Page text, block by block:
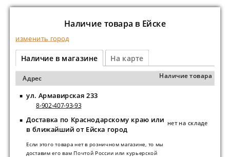
Наличие товара в Ейскe
изменить город
Наличие в магазине На карте
Адрес Наличие товара
ул. Армавирская 233
8-902-407-93-93
Доставка по Краснодарскому краю или
в ближайший от Ейска город
Если этого товара нет в розничном магазине, то мы
доставим его вам Почтой России или курьерской
нет на складе